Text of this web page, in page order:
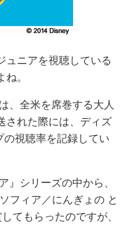
ュニアを視聴している
。
、全米を席巻する大人
された際には、ディズ
視聴率を記録してい
』シリーズの中から、
フィア／にんぎょの と
てもらったのですが、